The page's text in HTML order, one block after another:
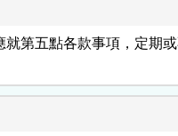
就第五點各款事項，定期